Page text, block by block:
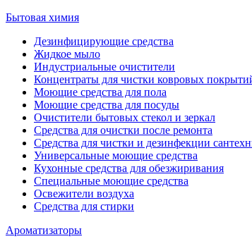
Бытовая химия
Дезинфицирующие средства
Жидкое мыло
Индустриальные очистители
Концентраты для чистки ковровых
Моющие средства для пола
Моющие средства для посуды
Очистители бытовых стекол и зеркал
Средства для очистки после ремонта
Средства для чистки и дезинфекции
Универсальные моющие средства
Кухонные средства для обезжиривания
Специальные моющие средства
Освежители воздуха
Средства для стирки
Ароматизаторы